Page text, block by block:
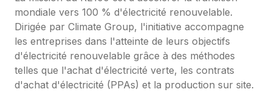
mondiale vers 100 % d'électricité renouvelable.
Dirigée par Climate Group, l'initiative accompagne
les entreprises dans l'atteinte de leurs objectifs
d'électricité renouvelable grâce à des méthodes
telles que l'achat d'électricité verte, les contrats
d'achat d'électricité (PPAs) et la production sur site.